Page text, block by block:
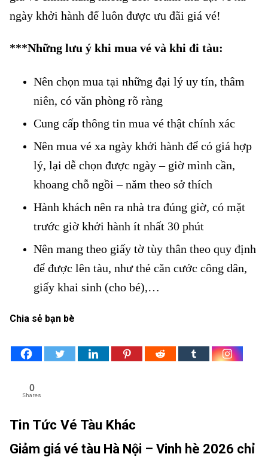
ngày khởi hành để luôn được ưu đãi giá vé!
***Những lưu ý khi mua vé và khi đi tàu:
Nên chọn mua tại những đại lý uy tín, thâm
niên, có văn phòng rõ ràng
Cung cấp thông tin mua vé thật chính xác
Nên mua vé xa ngày khởi hành để có giá hợp
lý, lại dễ chọn được ngày – giờ mình cần,
khoang chỗ ngồi – năm theo sở thích
Hành khách nên ra nhà tra đúng giờ, có mặt
trước giờ khởi hành ít nhất 30 phút
Nên mang theo giấy tờ tùy thân theo quy định
để được lên tàu, như thẻ căn cước công dân,
giấy khai sinh (cho bé),…
Chia sẻ bạn bè
0
Shares
Tin Tức Vé Tàu Khác
Giảm giá vé tàu Hà Nội – Vinh hè 2026 chỉ